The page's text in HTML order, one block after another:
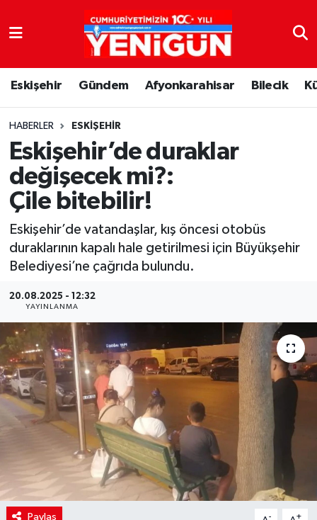
Eskişehir Gündem Afyonkarahisar Bilecik
HABERLER ESKIŞEHIR
Eskişehir’de duraklar
değişecek mi?:
Çile bitebilir!
Eskişehir’de vatandaşlar, kış öncesi otobüs
duraklarının kapalı hale getirilmesi için Büyükşehir
Belediyesi’ne çağrıda bulundu.
20.08.2025 - 12:32
YAYINLANMA
Paylaş - +
Nöbetçi Eczaneler
Hava Durumu
Trafik Durumu
Süper Lig Puan Durumu ve Fikstür
Tüm Manşetler
Son Dakika Haberleri
Haber Arşivi